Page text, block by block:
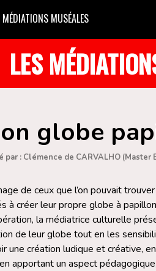
MÉDIATIONS MUSÉALES
LES
globe
par : Clémence de CARVALHO
de ceux que l’on pouvait
à créer leur propre globe à
la médiatrice culturelle
de leur globe tout en les
une création ludique et créative,
apportant un aspect